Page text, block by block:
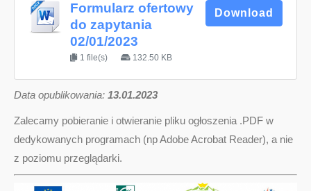
Formularz ofertowy
do zapytania
02/01/2023
1 file(s) 132.50 KB
Download
Data opublikowania: 13.01.2023
Zalecamy pobieranie i otwieranie pliku ogłoszenia .PDF w
dedykowanych programach (np Adobe Acrobat Reader), a nie
z poziomu przeglądarki.